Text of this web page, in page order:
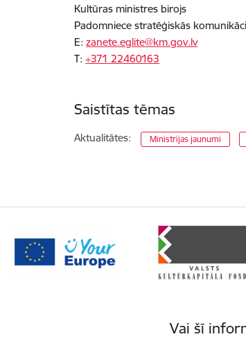
Kultūras ministres birojs
Padomniece stratēģiskās
E:zanete.eglite@km.gov.lv
T:+371 22460163
Saistītas tēmas
Aktualitātes: Ministrijas jaunumi
Vai šī